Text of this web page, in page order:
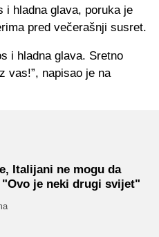
i hladna glava, poruka je
pred večerašnji susret.
i hladna glava. Sretno
vas!”, napisao je na
Italijani ne mogu da
je neki drugi svijet"